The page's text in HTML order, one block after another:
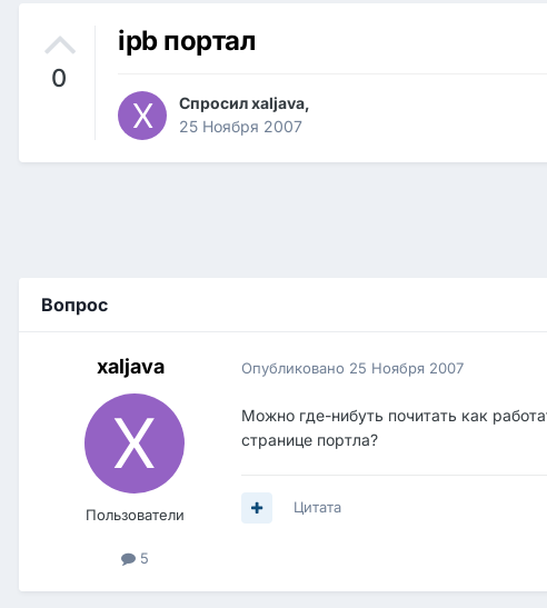
0
ipb портал
Спросилxaljava,
25 Ноября 2007
Вопрос
xaljava
Пользователи
5
Опубликовано 25 Ноября 2007
Можно где-нибуть почитать как
странице портла?
Цитата